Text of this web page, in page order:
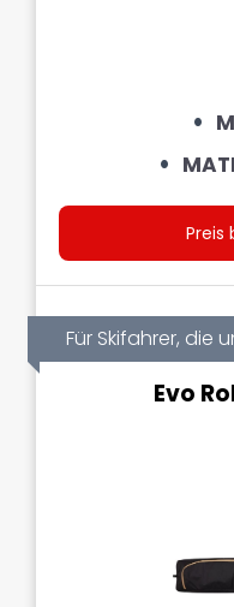
Preis
Für Skifahrer, die
Evo